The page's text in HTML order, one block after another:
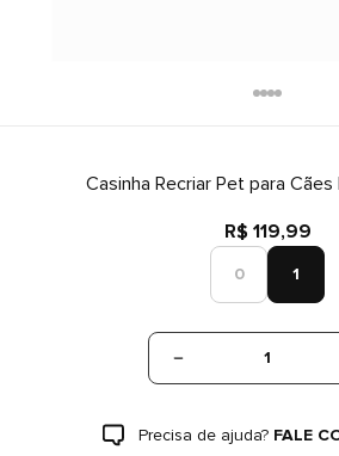
Casinha Recriar Pet para Cães
R$ 119,99
0 1
1
Precisa de ajuda? FALE